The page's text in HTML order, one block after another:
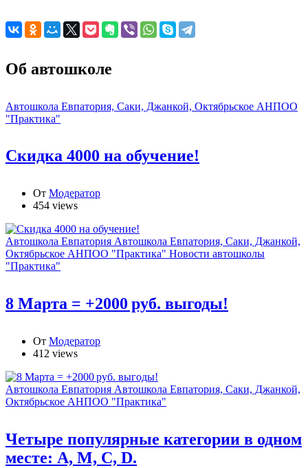
Об автошколе
Автошкола Евпатория, Саки, Джанкой, Октябрьское АНПОО
"Практика"
Скидка 4000 на обучение!
От Модератор
454 views
Автошкола Евпатория Автошкола Евпатория, Саки, Джанкой,
Октябрьское АНПОО "Практика" Новости автошколы
"Практика"
8 Марта = +2000 руб. выгоды!
От Модератор
412 views
Автошкола Евпатория Автошкола Евпатория, Саки, Джанкой,
Октябрьское АНПОО "Практика"
Четыре популярные категории в одном
месте: А, М, С, D.